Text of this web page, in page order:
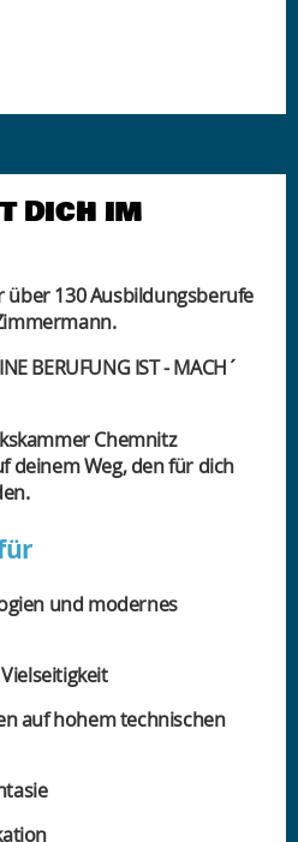
DICH IM
über 130 Ausbildungsberufe
BERUFUNG IST - MACH´
Chemnitz
deinem Weg, den für dich
und modernes
auf hohem technischen